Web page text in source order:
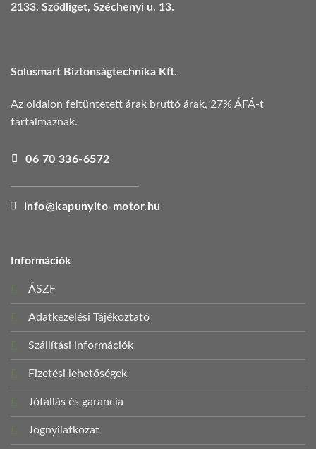
2133. Sződliget, Széchenyi u. 13.
Solusmart Biztonságtechnika Kft.
Az oldalon feltüntetett árak bruttó árak, 27% ÁFÁ-t
tartalmaznak.
06 70 336-6572
info@kapunyito-motor.hu
Információk
ÁSZF
Adatkezelési Tájékoztató
Szállítási információk
Fizetési lehetőségek
Jótállás és garancia
Jognyilatkozat